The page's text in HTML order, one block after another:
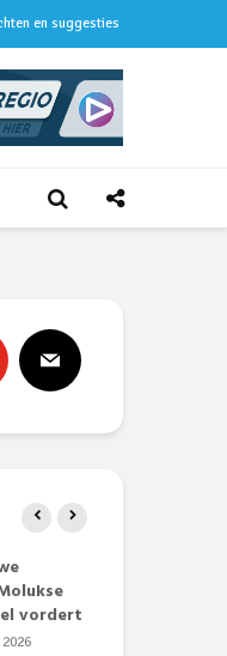
en suggesties
vordert